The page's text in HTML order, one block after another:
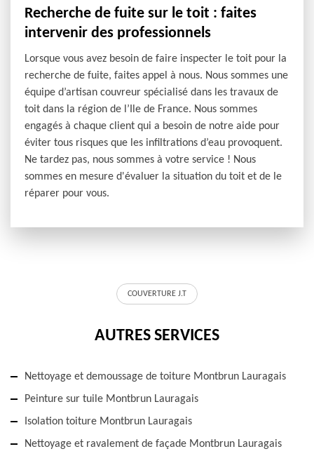
Recherche de fuite sur le toit : faites
intervenir des professionnels
Lorsque vous avez besoin de faire inspecter le toit pour la
recherche de fuite, faites appel à nous. Nous sommes une
équipe d’artisan couvreur spécialisé dans les travaux de
toit dans la région de l’Ile de France. Nous sommes
engagés à chaque client qui a besoin de notre aide pour
éviter tous risques que les infiltrations d’eau provoquent.
Ne tardez pas, nous sommes à votre service ! Nous
sommes en mesure d'évaluer la situation du toit et de le
réparer pour vous.
COUVERTURE J.T
AUTRES SERVICES
Nettoyage et demoussage de toiture Montbrun Lauragais
Peinture sur tuile Montbrun Lauragais
Isolation toiture Montbrun Lauragais
Nettoyage et ravalement de façade Montbrun Lauragais